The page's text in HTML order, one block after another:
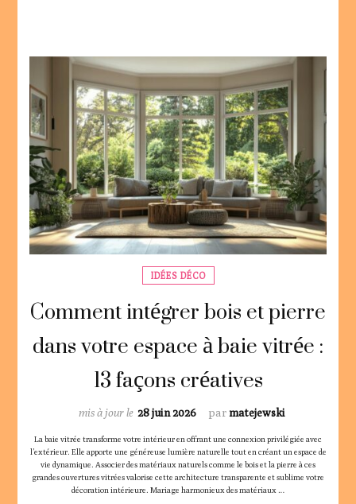
IDÉES DÉCO
Comment intégrer bois et pierre
dans votre espace à baie vitrée :
13 façons créatives
parmatejewski
mis à jour le 28 juin 2026
La baie vitrée transforme votre intérieur en offrant une connexion privilégiée avec
l’extérieur. Elle apporte une généreuse lumière naturelle tout en créant un espace de
vie dynamique. Associer des matériaux naturels comme le bois et la pierre à ces
grandes ouvertures vitrées valorise cette architecture transparente et sublime votre
décoration intérieure. Mariage harmonieux des matériaux …